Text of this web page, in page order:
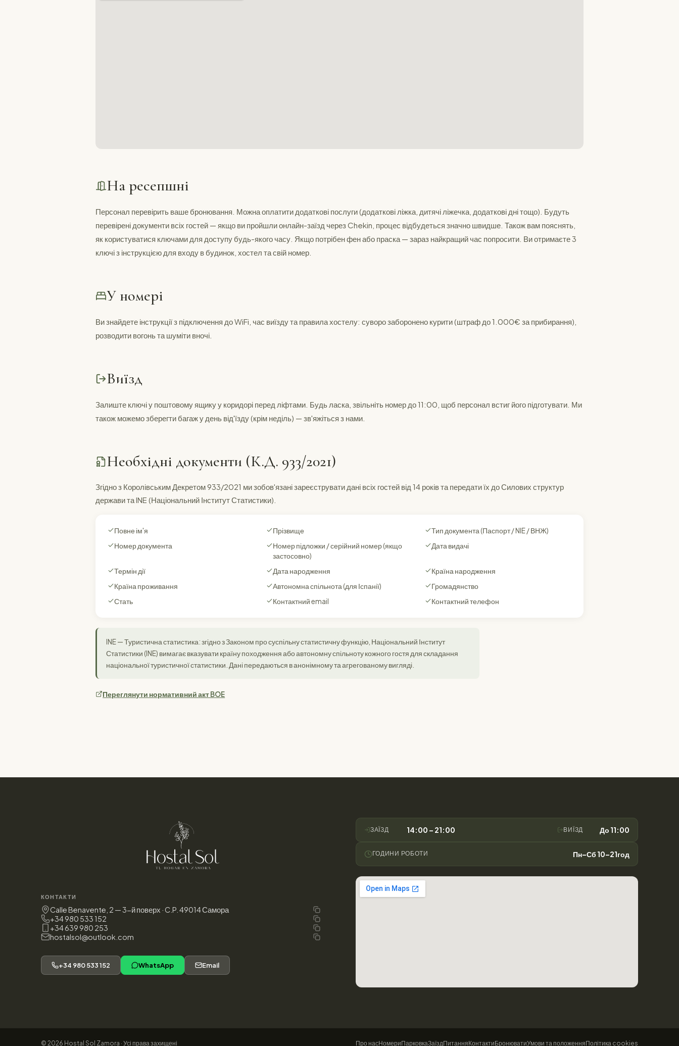
На ресепшні
Персонал перевірить ваше бронювання. Можна оплатити додаткові послуги (додаткові ліжка, дитячі ліжечка, додаткові дні тощо). Будуть
перевірені документи всіх гостей — якщо ви пройшли онлайн-заїзд через Chekin, процес відбудеться значно швидше. Також вам пояснять,
як користуватися ключами для доступу будь-якого часу. Якщо потрібен фен або праска — зараз найкращий час попросити. Ви отримаєте 3
ключі з інструкцією для входу в будинок, хостел та свій номер.
У номері
Ви знайдете інструкції з підключення до WiFi, час виїзду та правила хостелу: суворо заборонено курити (штраф до 1.000€ за прибирання),
розводити вогонь та шуміти вночі.
Виїзд
Залиште ключі у поштовому ящику у коридорі перед ліфтами. Будь ласка, звільніть номер до 11:00, щоб персонал встиг його підготувати. Ми
також можемо зберегти багаж у день від'їзду (крім неділь) — зв'яжіться з нами.
Необхідні документи (К.Д. 933/2021)
Згідно з Королівським Декретом 933/2021 ми зобов'язані зареєструвати дані всіх гостей від 14 років та передати їх до Силових структур
держави та INE (Національний Інститут Статистики).
Повне ім'я Прізвище
Тип документа (Паспорт / NIE / ВНЖ)
Номер документа
Номер підложки / серійний номер (якщо
застосовно)
Дата видачі
Термін дії Дата народження
Країна народження
Країна проживання
Автономна спільнота (для Іспанії)
Громадянство
Стать
Контактний email Контактний телефон
INE — Туристична статистика: згідно з Законом про суспільну статистичну функцію, Національний Інститут
Статистики (INE) вимагає вказувати країну походження або автономну спільноту кожного гостя для складання
національної туристичної статистики. Дані передаються в анонімному та агрегованому вигляді.
Переглянути нормативний акт BOE
КОНТАКТИ
Calle Benavente, 2 — 3-й поверх · C.P. 49014 Самора
+34 980 533 152
+34 639 980 253
hostalsol@outlook.com
+34 980 533 152 WhatsApp Email
ЗАЇЗД 14:00 – 21:00 ВИЇЗД До 11:00
ГОДИНИ РОБОТИ Пн–Сб 10–21год
© 2026 Hostal Sol Zamora · Усі права захищені Про насНомериПарковкаЗаїздПитанняКонтактиБронюватиУмови та положенняПолітика cookies